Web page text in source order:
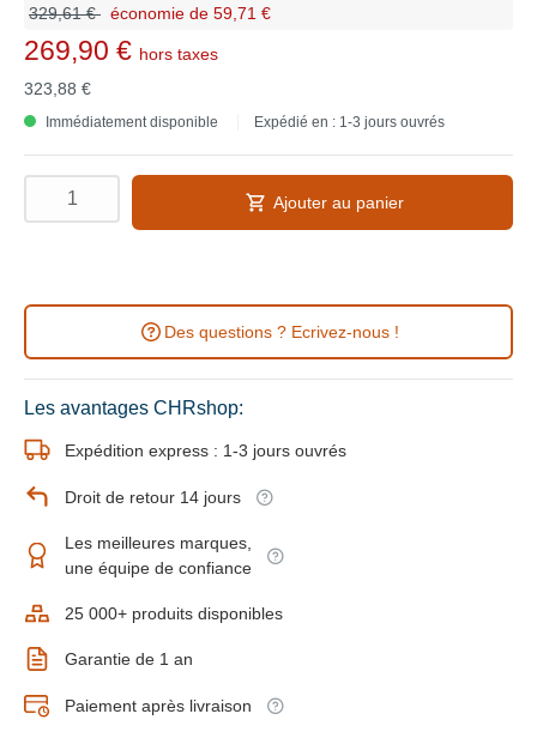
329,61 € économie de 59,71 €
269,90 € hors taxes
323,88 €
Immédiatement disponible Expédié en : 1-3 jours ouvrés
Ajouter au panier
Des questions ? Ecrivez-nous !
Les avantages CHRshop:
Expédition express : 1-3 jours ouvrés
Droit de retour 14 jours
Les meilleures marques,
une équipe de confiance
25 000+ produits disponibles
Garantie de 1 an
Paiement après livraison